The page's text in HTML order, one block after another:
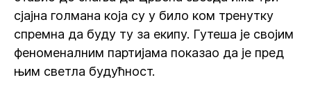
сјајна голмана која су у било ком тренутку
спремна да буду ту за екипу. Гутеша је својим
феноменалним партијама показао да је пред
њим светла будућност.